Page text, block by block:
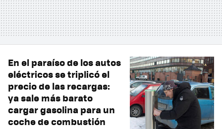
En el paraíso de los autos
eléctricos se triplicó el
precio de las recargas:
ya sale más barato
cargar gasolina para un
coche de combustión